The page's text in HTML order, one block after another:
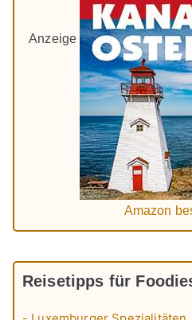
Anzeige
Amazon
Reisetipps für